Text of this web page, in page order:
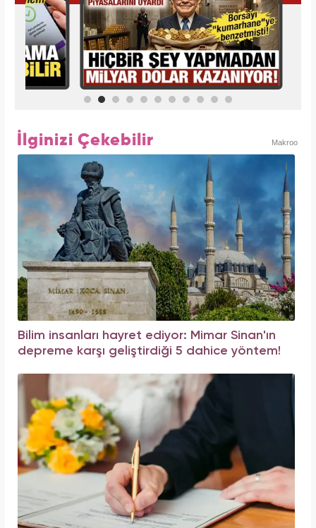
İlginizi Çekebilir Makroo
Bilim insanları hayret ediyor: Mimar Sinan'ın
depreme karşı geliştirdiği 5 dahice yöntem!